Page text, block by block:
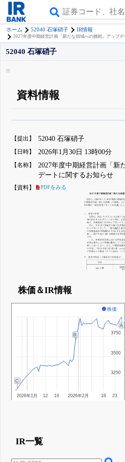
ホーム 52040 石塚硝子 IR情報
2027年度中期経営計画「新たな領域への挑戦」アップ
52040 石塚硝子
資料情報
無料でβ版をは
登録すると永久30%OFFと米株
【提出】 52040 石塚硝子
【日時】 2026年1月30日 13時00分
【名称】
2027年度中期経営計画「新
デートに関するお知らせ
【資料】 PDFをみる
株価＆IR情報
株価
2026年1月 2026年2月
12 19 16 23
3250
3250
3500
3500
3750
3750
C
B
A
IR一覧